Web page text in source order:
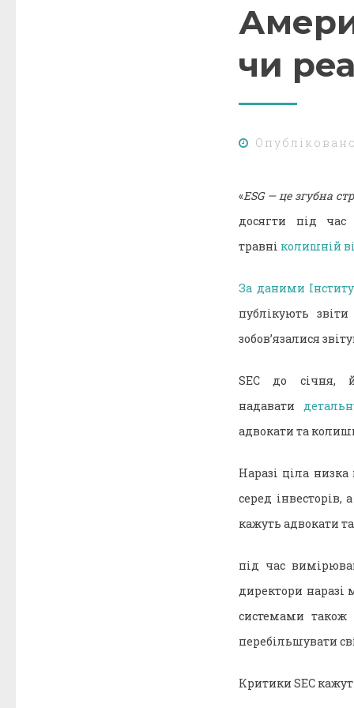
чи
«ESG — це згубна
досягти під
травні колишній
За даними
публікують
зобов’язалися
SEC до січня,
надавати
адвокати та
Наразі ціла
серед інвесторів,
кажуть адвокати
під час
директори наразі
системами також
перебільшувати
Критики SEC